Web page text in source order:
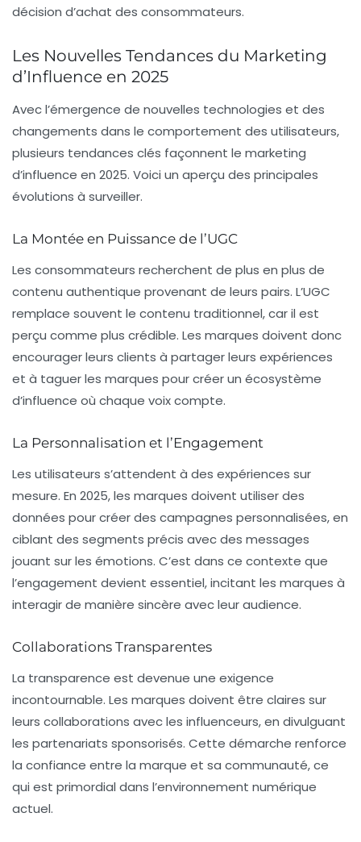
décision d’achat des consommateurs.
Les Nouvelles Tendances du Marketing
d’Influence en 2025
Avec l’émergence de nouvelles technologies et des
changements dans le comportement des utilisateurs,
plusieurs tendances clés façonnent le marketing
d’influence en 2025. Voici un aperçu des principales
évolutions à surveiller.
La Montée en Puissance de l’UGC
Les consommateurs recherchent de plus en plus de
contenu authentique provenant de leurs pairs. L’UGC
remplace souvent le contenu traditionnel, car il est
perçu comme plus crédible. Les marques doivent donc
encourager leurs clients à partager leurs expériences
et à taguer les marques pour créer un écosystème
d’influence où chaque voix compte.
La Personnalisation et l’Engagement
Les utilisateurs s’attendent à des expériences sur
mesure. En 2025, les marques doivent utiliser des
données pour créer des campagnes personnalisées, en
ciblant des segments précis avec des messages
jouant sur les émotions. C’est dans ce contexte que
l’engagement devient essentiel, incitant les marques à
interagir de manière sincère avec leur audience.
Collaborations Transparentes
La transparence est devenue une exigence
incontournable. Les marques doivent être claires sur
leurs collaborations avec les influenceurs, en divulguant
les partenariats sponsorisés. Cette démarche renforce
la confiance entre la marque et sa communauté, ce
qui est primordial dans l’environnement numérique
actuel.